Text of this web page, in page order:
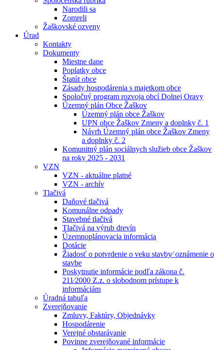
Narodili sa
Zomreli
Žaškovské ozveny
Úrad
Kontakty
Dokumenty
Miestne dane
Poplatky obce
Štatút obce
Zásady hospodárenia s majetkom obce
Spoločný program rozvoja obcí Dolnej Oravy
Územný plán Obce Žaškov
Územný plán obce Žaškov
UPN obce Žaškov Zmeny a doplnky č. 1
Návrh Územný plán obce Žaškov Zmeny
a doplnky č. 2
Komunitný plán sociálnych služieb obce Žaškov
na roky 2025 - 2031
VZN
VZN - aktuálne platné
VZN - archív
Tlačivá
Daňové tlačivá
Komunálne odpady
Stavebné tlačivá
Tlačivá na výrub drevín
Územnoplánovacia informácia
Dotácie
Žiadosť o potvrdenie o veku stavby⁄ oznámenie o
stavbe
Poskytnutie informácie podľa zákona č.
211⁄2000 Z.z. o slobodnom prístupe k
informáciám
Úradná tabuľa
Zverejňovanie
Zmluvy, Faktúry, Objednávky
Hospodárenie
Verejné obstarávanie
Povinne zverejňované informácie